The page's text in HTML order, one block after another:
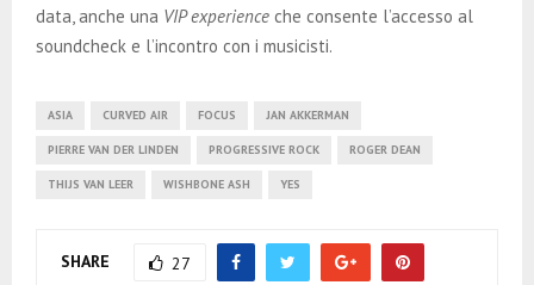
data, anche una VIP experience che consente l’accesso al
soundcheck e l’incontro con i musicisti.
ASIA CURVED AIR FOCUS JAN AKKERMAN
PIERRE VAN DER LINDEN PROGRESSIVE ROCK ROGER DEAN
THIJS VAN LEER WISHBONE ASH YES
SHARE 27